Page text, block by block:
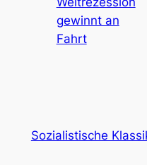
gewinnt an
Fahrt
Sozialistische